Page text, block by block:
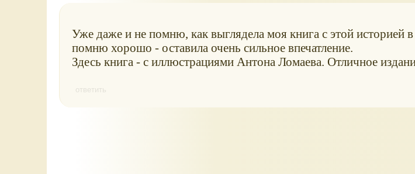
Уже даже и не помню, как выглядела моя книга с этой историей
помню хорошо - оставила очень сильное впечатление.
Здесь книга - с иллюстрациями Антона Ломаева. Отличное
ответить